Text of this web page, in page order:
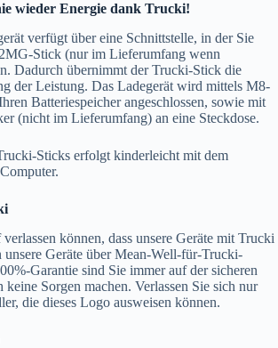
wieder Energie dank Trucki!
verfügt über eine Schnittstelle, in der Sie
Stick (nur im Lieferumfang wenn
Dadurch übernimmt der Trucki-Stick die
der Leistung. Das Ladegerät wird mittels M8-
Batteriespeicher angeschlossen, sowie mit
(nicht im Lieferumfang) an eine Steckdose.
Sticks erfolgt kinderleicht mit dem
können, dass unsere Geräte mit Trucki
Geräte über Mean-Well-für-Trucki-
Garantie sind Sie immer auf der sicheren
keine Sorgen machen. Verlassen Sie sich nur
die dieses Logo ausweisen können.